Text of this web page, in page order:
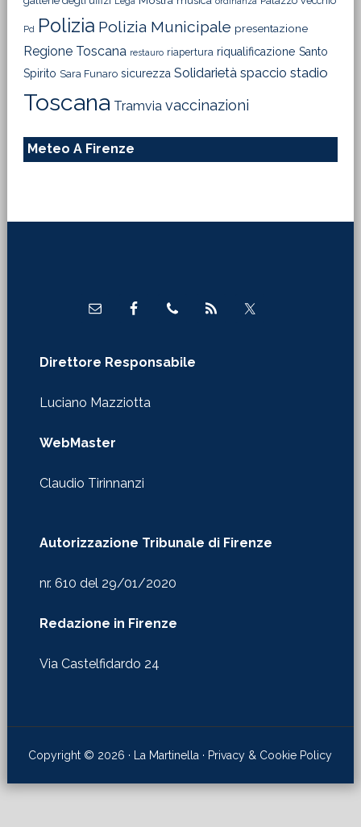
Pd Polizia Polizia Municipale presentazione
Regione Toscana restauro riapertura riqualificazione Santo
Spirito Sara Funaro sicurezza Solidarietà spaccio stadio
Toscana Tramvia vaccinazioni
Meteo A Firenze
Direttore Responsabile
Luciano Mazziotta
WebMaster
Claudio Tirinnanzi
Autorizzazione Tribunale di Firenze
nr. 610 del 29/01/2020
Redazione in Firenze
Via Castelfidardo 24
Copyright © 2026 · La Martinella · Privacy & Cookie Policy